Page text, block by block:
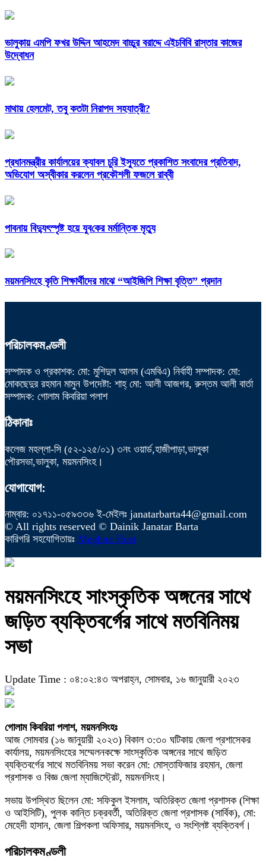
ভালুকায় এমপি ফখর উদ্দিন আহমেদ বাচ্চুর বরাদ্দে এইচবিবি রাস্তার কাজের
উদ্বোধন
মাথায় হেলমেট, তবু কতটা নিরাপদ সহযাত্রী?
প্রধানমন্ত্রীর কার্যালয়ের ক্যাবল চুরি ইস্যুতে প্রকাশিত সংবাদের প্রতিবাদ,
অভিযোগ অস্বীকার করলেন প্রকৌশলী ফজলে রাব্বী
পাবনায় বিদ্যুৎস্পৃষ্ট হয়ে যুব‌কের মর্মান্তিক মৃত্যু
ময়মনসিংহে কৃতি শিক্ষার্থীদের মাঝে “আইজিপি শিক্ষা বৃত্তি” প্রদান
পরিচালকমণ্ডলী
সম্পাদক ও প্রকাশক: মো: মুশিদুল আলম (এমবিএ) নির্বাহী সম্পাদক: মো:
মোকছেদুর রহমান মামুন উপদেষ্টা: শাহ্ মো: আলী আজগর, রুস্তম আলী বার্তা
সম্পাদক: গোলাম কিবরিয়া পলাশ
ঠিকানাঃ
কলেজ মহল্লা-সি (৫২-১২৫/০১) ৩নং ওয়ার্ড,হাজীপাড়া,ভালুকা
পৌরসভা,ভালুকা, ময়মনসিংহ।
যোগাযোগ:
নাম্বার: ০১৭১১-০৫৯৩৩৬ ই-মেইলঃ janatarbarta44@gmail.com
© All rights reserved © Dainik Janatar Barta
কারিগরি সহযোগিতায়ঃ Meghna Host
ময়মনসিংহে সাংস্কৃতিক অঙ্গনের সাথে
জড়িত ব্যক্তিবর্গের সাথে মতবিনিময়
সভা
Update Time : ০৪:০২:৪৩ অপরাহ্ন, সোমবার, ১৬ জানুয়ারী ২০২৩
গোলাম কিবরিয়া পলাশ, ময়মনসিংহঃ
আজ সোমবার (১৬ জানুয়ারী ২০২৩) বিকাল ৩:৩০ ঘটিকায় জেলা প্রশাসেকর
কার্যালয়, ময়মনসিংহের সম্মেলনকক্ষে সাংস্কৃতিক অঙ্গনের সাথে জড়িত
ব্যক্তিবর্গের সাথে মতবিনিময় সভা করেন মো: মোস্তাফিজার রহমান, জেলা
প্রশাসক ও বিজ্ঞ জেলা ম্যাজিস্ট্রেট, ময়মনসিংহ।
সভায় উপস্থিত ছিলেন মো: সফিকুল ইসলাম, অতিরিক্ত জেলা প্রশাসক (শিক্ষা
ও আইসিটি), পুলক কান্তি চক্রবর্তী, অতিরিক্ত জেলা প্রশাসক (সার্বিক), মো:
মেহেদী হাসান, জেলা শিল্পকলা অফিসার, ময়মনসিংহ, ও সংশ্লিষ্ট ব্যক্তিবর্গ।
পরিচালকমণ্ডলী